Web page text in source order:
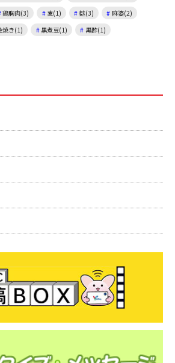
鶏胸肉(3) 麦(1) 麩(3)
麻婆(2)
焼き(1) 黒煮豆(1)
黒酢(1)